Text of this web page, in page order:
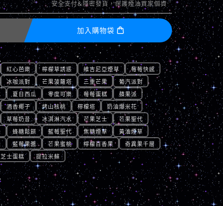
安全支付&隱密發貨，保護煙油買家個資
加入購物袋 
紅心芭樂 檸檬草誘惑 維吉尼亞煙草
莓莓快感
冰咖派對 芒果菠蘿塔 三重芒果
葡汽派對
夏日西瓜 零度可樂 莓莓蛋糕
蘋果派
酒香椰子 烤山核桃 檸檬塔
奶油爆米花
草莓奶昔 冰淇淋汽水 芒果芝士
芒果聖代
蜂糖鬆餅 藍莓聖代 焦糖煙草
黃油煙草
藍莓果醬 芒果蜜桃 檸檬百香果
奇異果千層
芝士蛋糕 提拉米蘇